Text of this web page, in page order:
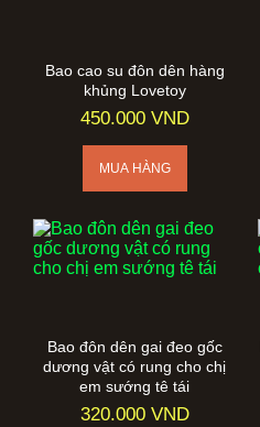
Bao cao su đôn dên hàng
khủng Lovetoy
450.000 VND
Bao đôn dên gai đeo gốc
dương vật có rung cho chị
em sướng tê tái
320.000 VND